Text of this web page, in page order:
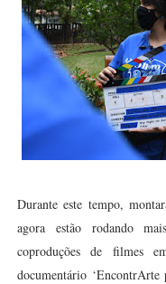
Durante este tempo,
agora estão rodando
coproduções de filmes
documentário